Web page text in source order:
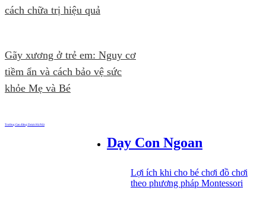
cách chữa trị hiệu quả
Gãy xương ở trẻ em: Nguy cơ
tiềm ẩn và cách bảo vệ sức
khỏe Mẹ và Bé
Dạy Con Ngoan
Lợi ích khi cho bé chơi đồ chơi
theo phương pháp Montessori
Trường Cao đẳng Dược Hà Nội